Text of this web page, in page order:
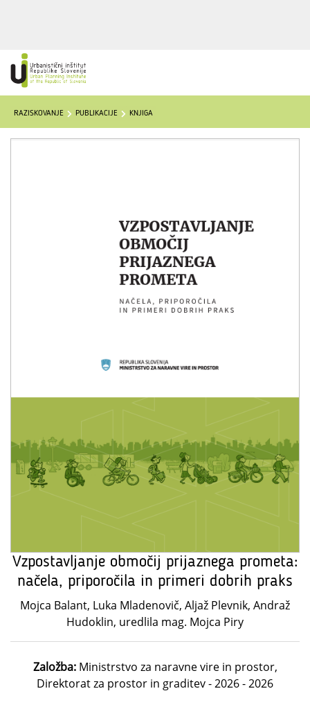
RAZISKOVANJE PUBLIKACIJE KNJIGA
Vzpostavljanje območij prijaznega prometa:
načela, priporočila in primeri dobrih praks
Mojca Balant, Luka Mladenovič, Aljaž Plevnik, Andraž
Hudoklin, uredlila mag. Mojca Piry
Založba:Ministrstvo za naravne vire in prostor,
Direktorat za prostor in graditev - 2026 - 2026